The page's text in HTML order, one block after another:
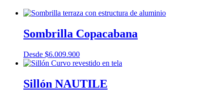
Sombrilla Copacabana
Desde $6.009.900
Sillón NAUTILE